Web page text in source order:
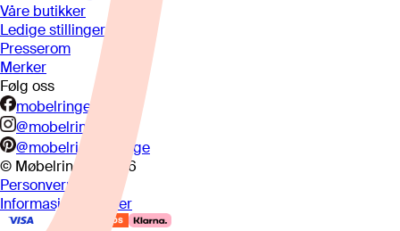
Våre butikker
Ledige stillinger
Presserom
Merker
Følg oss
mobelringen.no
@mobelringen
@mobelringennorge
© Møbelringen
2026
Personvern
Informasjonskapsler